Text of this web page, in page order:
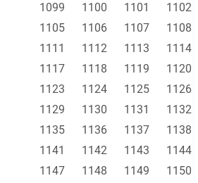
1099
1100 1101 1102
1105
1106 1107 1108
1111
1112 1113 1114
1117
1118 1119 1120
1123
1124 1125 1126
1129
1130 1131 1132
1135
1136 1137 1138
1141
1142 1143 1144
1147
1148 1149 1150